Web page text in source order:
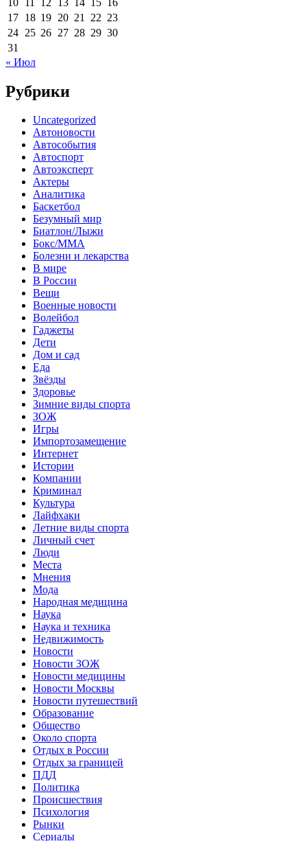
17 18 19 20 21 22 23
24 25 26 27 28 29 30
31
« Июл
Рубрики
Uncategorized
Автоновости
Автособытия
Автоспорт
Автоэксперт
Актеры
Аналитика
Баскетбол
Безумный мир
Биатлон/Лыжи
Бокс/MMA
Болезни и лекарства
В мире
В России
Вещи
Военные новости
Волейбол
Гаджеты
Дети
Дом и сад
Еда
Звёзды
Здоровье
Зимние виды спорта
ЗОЖ
Игры
Импортозамещение
Интернет
Истории
Компании
Криминал
Культура
Лайфхаки
Летние виды спорта
Личный счет
Люди
Места
Мнения
Мода
Народная медицина
Наука
Наука и техника
Недвижимость
Новости
Новости ЗОЖ
Новости медицины
Новости Москвы
Новости путешествий
Образование
Общество
Около спорта
Отдых в России
Отдых за границей
ПДД
Политика
Происшествия
Психология
Рынки
Сериалы